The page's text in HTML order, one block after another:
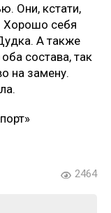
Они, кстати,
Хорошо себя
А также
состава, так
на замену.
2464